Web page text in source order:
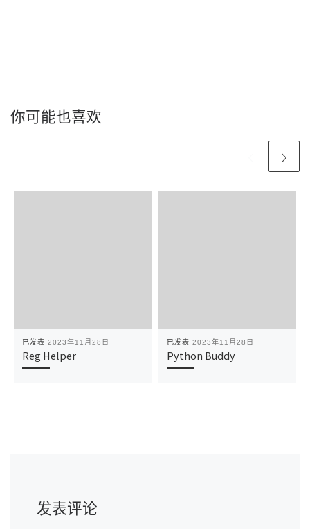
你可能也喜欢
已发表 2023年11月28日
Reg Helper
已发表 2023年11月28日
Python Buddy
发表评论